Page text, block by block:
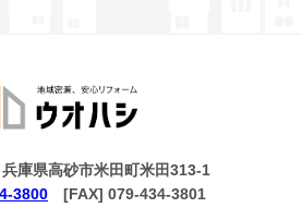
庫県高砂市米田町米田313-1
3800 [FAX] 079-434-3801